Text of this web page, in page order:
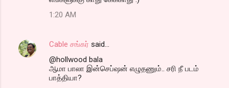
1:20 AM
Cable சங்கர் said…
@hollwood bala
ஆமா பாலா இன்செப்ஷன் எழுதணும்.. சரி நீ படம்
பாத்தியா?